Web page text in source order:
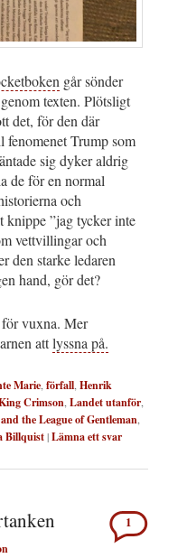
går sönder
texten. Plötsligt
det, för den där
Trump som
sig dyker aldrig
de för en normal
och
knippe ”jag tycker inte
vettvillingar och
den starke ledaren
hand, gör det?
för vuxna. Mer
attlyssna på.
Marie förfall Henrik
Crimson Landet utanför
the League of Gentleman
Billquist|Lämna ett svar
1